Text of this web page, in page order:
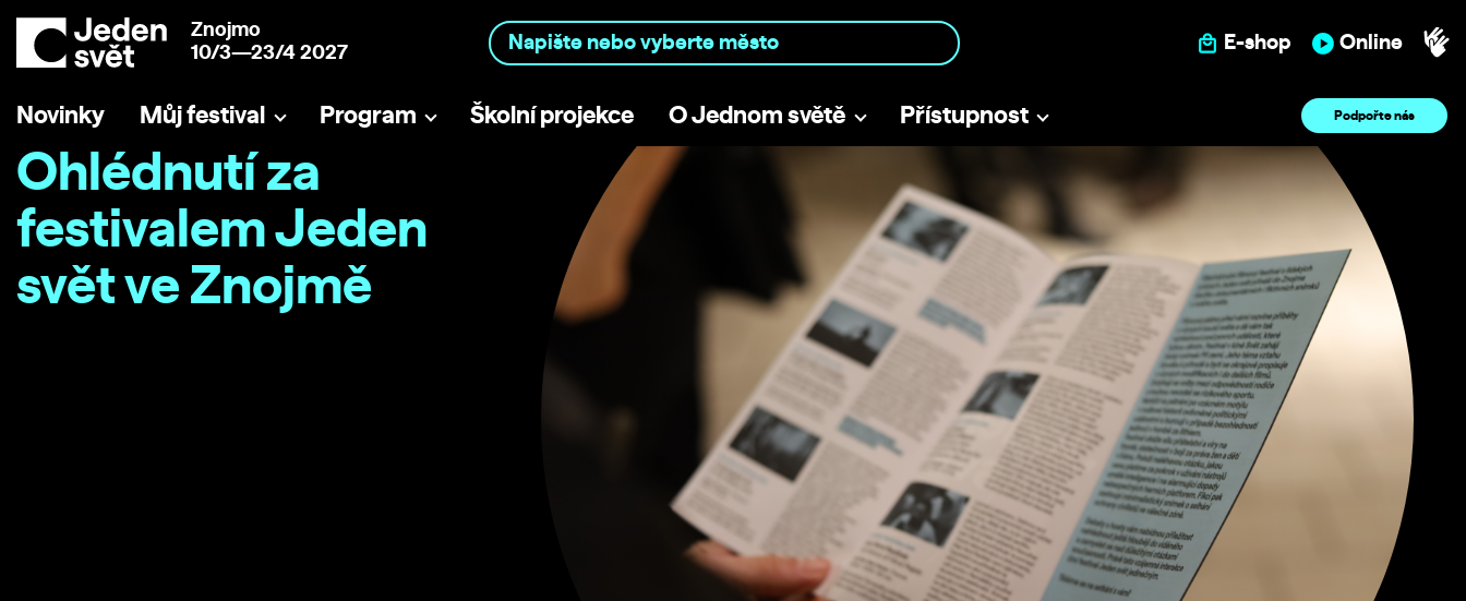
Znojmo
10/3—23/4 2027
E-shop Online
Novinky Můj festival Program Školní projekce O Jednom světě Přístupnost Podpořte nás
Ohlédnutí za
festivalem Jeden
svět ve Znojmě